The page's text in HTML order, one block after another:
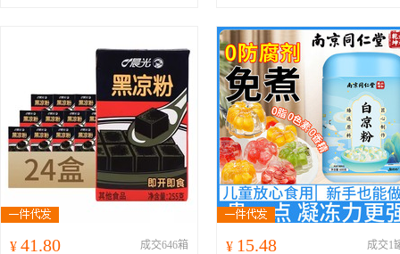
¥ 41.80
成交646箱
¥ 15.48
成交1